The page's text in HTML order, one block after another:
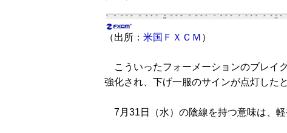
（出所： 米国ＦＸＣＭ ）
こういったフォーメーションのブレイ
強化され、下げ一服のサインが点灯したと
7月31日（水）の陰線を持つ意味は、軽